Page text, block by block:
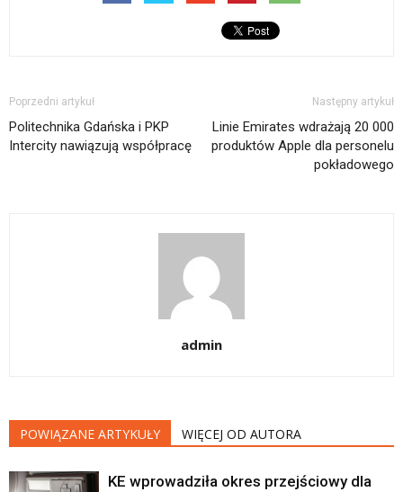
Poprzedni artykuł
Politechnika Gdańska i PKP
Intercity nawiązują współpracę
Następny artykuł
Linie Emirates wdrażają 20 000
produktów Apple dla personelu
pokładowego
admin
POWIĄZANE ARTYKUŁY WIĘCEJ OD AUTORA
KE wprowadziła okres przejściowy dla